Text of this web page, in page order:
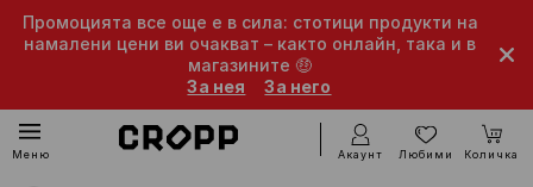
Промоцията все още е в сила: стотици продукти на
намалени цени ви очакват – както онлайн, така и в
магазините 🤑
За нея
За него
Меню Акаунт Любими Количка